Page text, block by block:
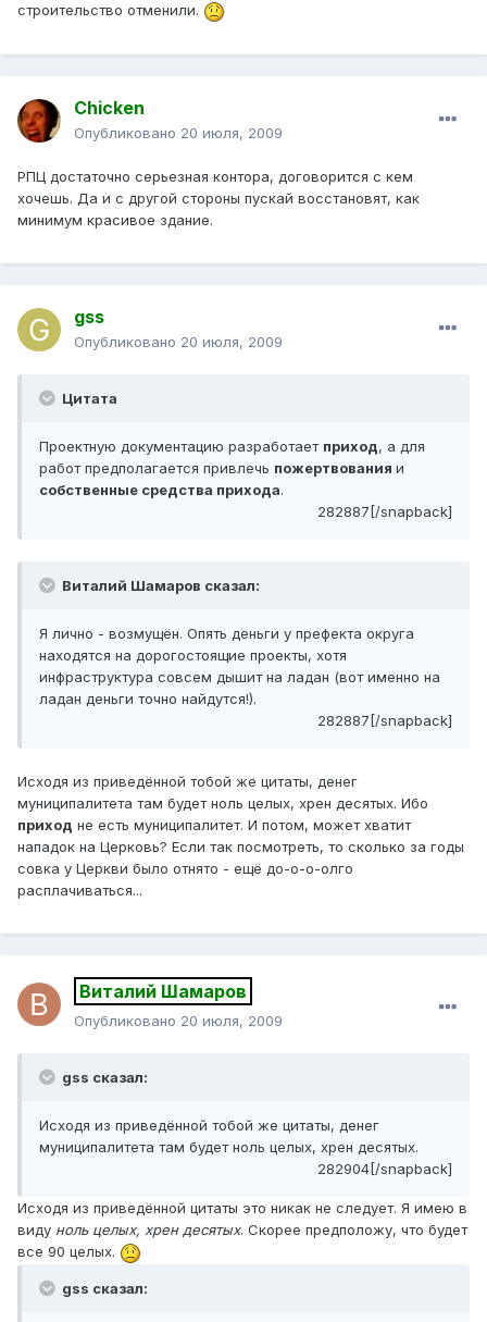
строительство отменили.
Chicken
Опубликовано 20 июля, 2009
РПЦ достаточно серьезная контора, договорится с кем
хочешь. Да и с другой стороны пускай восстановят, как
минимум красивое здание.
gss
Опубликовано 20 июля, 2009
Цитата
Проектную документацию разработает приход, а для
работ предполагается привлечь пожертвования и
собственные средства прихода.
282887[/snapback]
Виталий Шамаров сказал:
Я лично - возмущён. Опять деньги у префекта округа
находятся на дорогостоящие проекты, хотя
инфраструктура совсем дышит на ладан (вот именно на
ладан деньги точно найдутся!).
282887[/snapback]
Исходя из приведённой тобой же цитаты, денег
муниципалитета там будет ноль целых, хрен десятых. Ибо
приход не есть муниципалитет. И потом, может хватит
нападок на Церковь? Если так посмотреть, то сколько за годы
совка у Церкви было отнято - ещё до-о-о-олго
расплачиваться...
Виталий Шамаров
Опубликовано 20 июля, 2009
gss сказал:
Исходя из приведённой тобой же цитаты, денег
муниципалитета там будет ноль целых, хрен десятых.
282904[/snapback]
Исходя из приведённой цитаты это никак не следует. Я имею в
виду ноль целых, хрен десятых. Скорее предположу, что будет
все 90 целых.
gss сказал: